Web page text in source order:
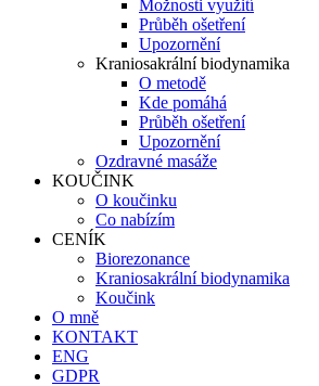
Možnosti využití
Průběh ošetření
Upozornění
Kraniosakrální biodynamika
O metodě
Kde pomáhá
Průběh ošetření
Upozornění
Ozdravné masáže
KOUČINK
O koučinku
Co nabízím
CENÍK
Biorezonance
Kraniosakrální biodynamika
Koučink
O mně
KONTAKT
ENG
GDPR